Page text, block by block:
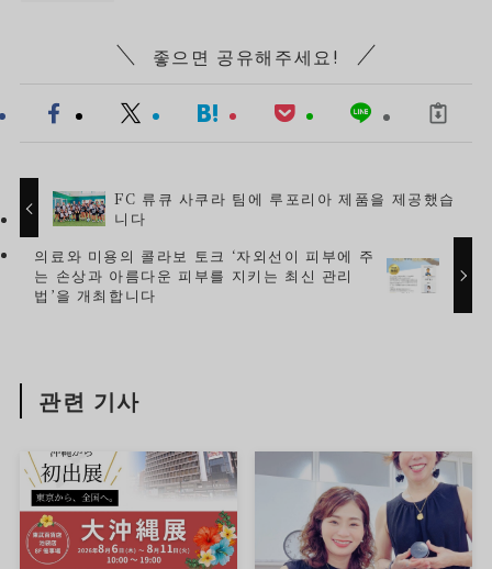
좋으면 공유해주세요!
FC 류큐 사쿠라 팀에 루포리아 제품을 제공했습
니다
의료와 미용의 콜라보 토크 ‘자외선이 피부에 주
는 손상과 아름다운 피부를 지키는 최신 관리
법’을 개최합니다
관련 기사